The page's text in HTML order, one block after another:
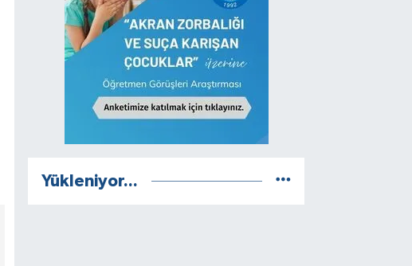
Yükleniyor...